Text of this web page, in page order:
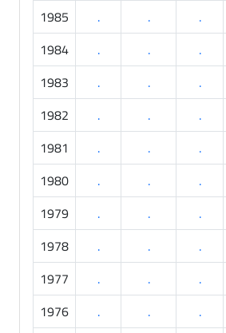
1985
. . .
1984
. . .
1983
. . .
1982
. . .
1981
. . .
1980
. . .
1979
. . .
1978
. . .
1977
. . .
1976
. . .